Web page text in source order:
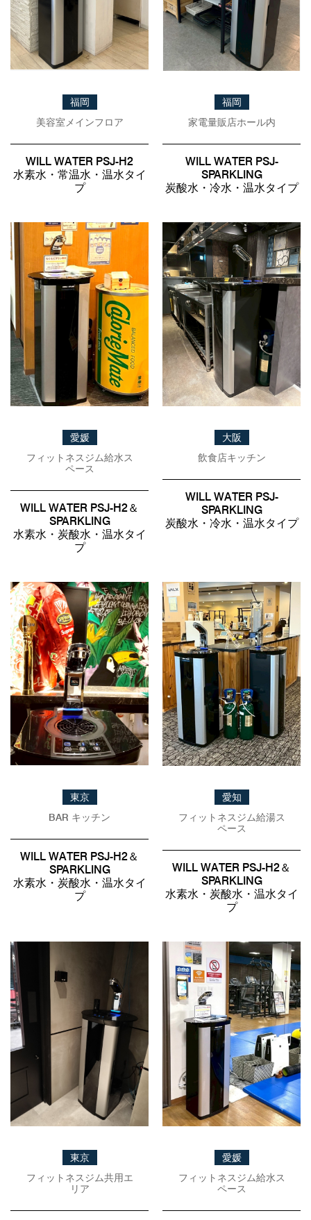
福岡
美容室メインフロア
WILL WATER PSJ-H2
水素水・常温水・温水タイ
プ
福岡
家電量販店ホール内
WILL WATER PSJ-
SPARKLING
炭酸水・冷水・温水タイプ
愛媛
フィットネスジム給水ス
ペース
WILL WATER PSJ-H2＆
SPARKLING
水素水・炭酸水・温水タイ
プ
大阪
飲食店キッチン
WILL WATER PSJ-
SPARKLING
炭酸水・冷水・温水タイプ
東京
BAR キッチン
WILL WATER PSJ-H2＆
SPARKLING
水素水・炭酸水・温水タイ
プ
愛知
フィットネスジム給湯ス
ペース
WILL WATER PSJ-H2＆
SPARKLING
水素水・炭酸水・温水タイ
プ
東京
フィットネスジム共用エ
リア
愛媛
フィットネスジム給水ス
ペース